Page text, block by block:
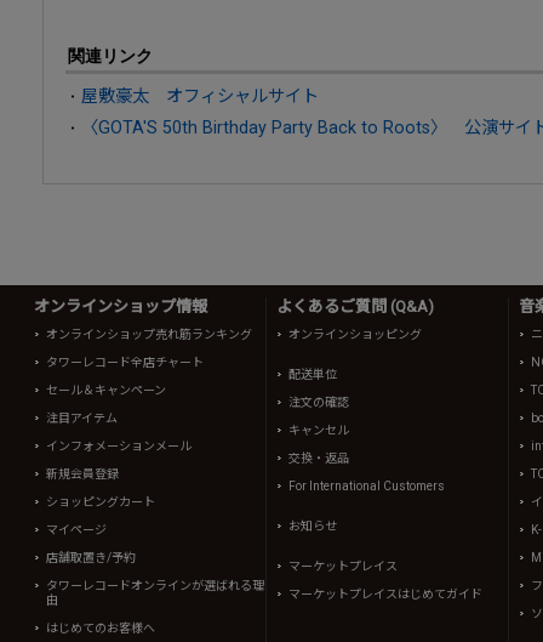
関連リンク
屋敷豪太 オフィシャルサイト
〈GOTA'S 50th Birthday Party Back to Roots〉 公演サイ
オンラインショップ情報
オンラインショップ売れ筋ランキング
タワーレコード全店チャート
セール＆キャンペーン
注目アイテム
インフォメーションメール
新規会員登録
ショッピングカート
マイページ
店舗取置き/予約
タワーレコードオンラインが選ばれる理
由
はじめてのお客様へ
よくあるご質問 (Q&A)
オンラインショッピング
配送単位
注文の確認
キャンセル
交換・返品
For International Customers
お知らせ
マーケットプレイス
マーケットプレイスはじめてガイド
音